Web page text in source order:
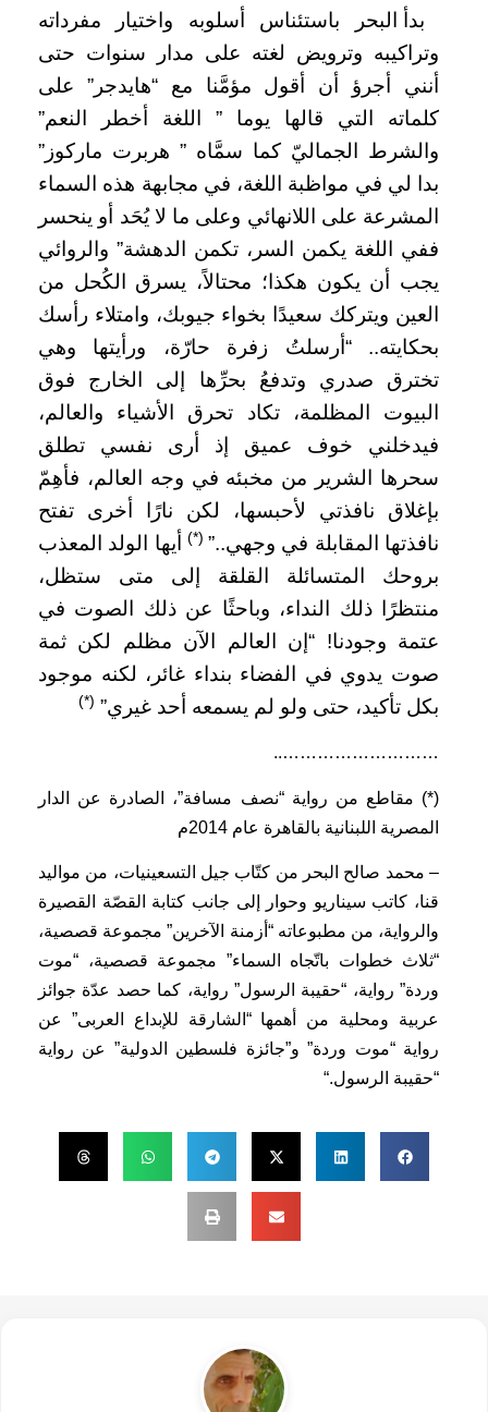
بدأ البحر باستئناس أسلوبه واختيار مفرداته
وتراكيبه وترويض لغته على مدار سنوات حتى
أنني أجرؤ أن أقول مؤمَّنا مع “هايدجر” على
كلماته التي قالها يوما ” اللغة أخطر النعم”
والشرط الجماليّ كما سمَّاه ” هربرت ماركوز”
بدا لي في مواظبة اللغة، في مجابهة هذه السماء
المشرعة على اللانهائي وعلى ما لا يُحَد أو ينحسر
ففي اللغة يكمن السر، تكمن الدهشة” والروائي
يجب أن يكون هكذا؛ محتالاً، يسرق الكُحل من
العين ويتركك سعيدًا بخواء جيوبك، وامتلاء رأسك
بحكايته.. “أرسلتُ زفرة حارّة، ورأيتها وهي
تخترق صدري وتدفعُ بحرِّها إلى الخارج فوق
البيوت المظلمة، تكاد تحرق الأشياء والعالم،
فيدخلني خوف عميق إذ أرى نفسي تطلق
سحرها الشرير من مخبئه في وجه العالم، فأهِمّ
بإغلاق نافذتي لأحبسها، لكن نارًا أخرى تفتح
نافذتها المقابلة في وجهي..”(*)
أيها الولد المعذب
بروحك المتسائلة القلقة إلى متى ستظل،
منتظرًا ذلك النداء، وباحثًا عن ذلك الصوت في
عتمة وجودنا! “إن العالم الآن مظلم لكن ثمة
صوت يدوي في الفضاء بنداء غائر، لكنه موجود
بكل تأكيد، حتى ولو لم يسمعه أحد غيري” (*)
………………………..
(*) مقاطع من رواية “نصف مسافة”، الصادرة عن الدار
المصرية اللبنانية بالقاهرة عام 2014م
– محمد صالح البحر من كتّاب جيل التسعينيات، من مواليد
قنا، كاتب سيناريو وحوار إلى جانب كتابة القصّة القصيرة
والرواية، من مطبوعاته “أزمنة
الآخرين” مجموعة قصصية،
“ثلاث خطوات باتّجاه السماء” مجموعة قصصية، “موت
وردة” رواية، “حقيبة الرسول” رواية، كما حصد عدّة جوائز
عربية ومحلية من
أهمها “الشارقة للإبداع العربى” عن
رواية “موت وردة” و”جائزة فلسطين
الدولية” عن رواية
“حقيبة الرسول“.